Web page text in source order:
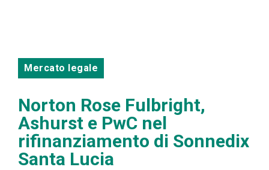
Mercato legale
Norton Rose Fulbright,
Ashurst e PwC nel
rifinanziamento di Sonnedix
Santa Lucia